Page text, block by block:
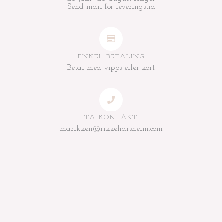
Send mail for leveringstid
ENKEL BETALING
Betal med vipps eller kort
TA KONTAKT
marikken@rikkeharsheim.com